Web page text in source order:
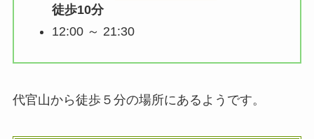
徒歩10分
12:00 ～ 21:30
代官山から徒歩５分の場所にあるようです。